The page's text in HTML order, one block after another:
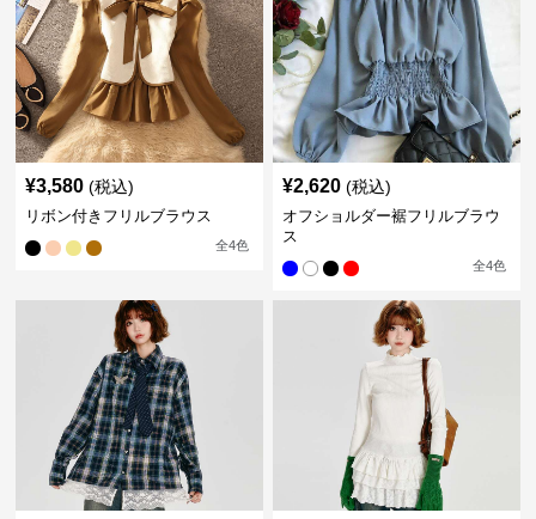
¥3,580 (税込)
リボン付きフリルブラウス
全4色
¥2,620 (税込)
オフショルダー裾フリルブラウ
ス
全4色